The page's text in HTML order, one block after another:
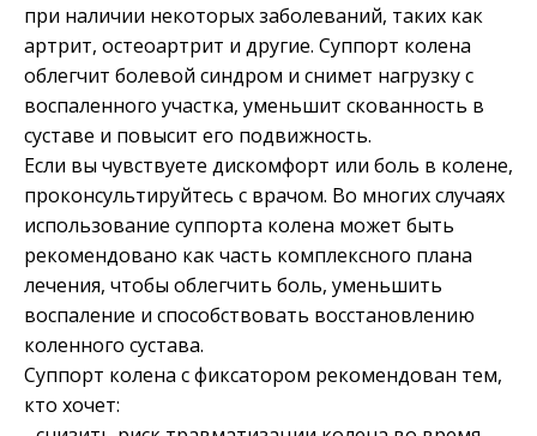
при наличии некоторых заболеваний, таких как
артрит, остеоартрит и другие. Суппорт колена
облегчит болевой синдром и снимет нагрузку с
воспаленного участка, уменьшит скованность в
суставе и повысит его подвижность.
Если вы чувствуете дискомфорт или боль в колене,
проконсультируйтесь с врачом. Во многих случаях
использование суппорта колена может быть
рекомендовано как часть комплексного плана
лечения, чтобы облегчить боль, уменьшить
воспаление и способствовать восстановлению
коленного сустава.
Суппорт колена с фиксатором рекомендован тем,
кто хочет: